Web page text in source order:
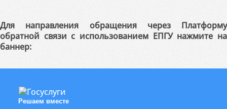
Для направления обращения через Платформу
обратной связи с использованием ЕПГУ нажмите на
баннер:
Решаем вместе